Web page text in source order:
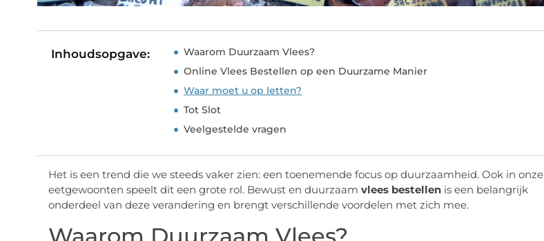
Inhoudsopgave:
Waarom Duurzaam Vlees?
Online Vlees Bestellen op een Duurzame Manier
Waar moet u op letten?
Tot Slot
Veelgestelde vragen
Het is een trend die we steeds vaker zien: een toenemende focus op duurzaamheid. Ook in onze
eetgewoonten speelt dit een grote rol. Bewust en duurzaam vlees bestellenis een belangrijk
onderdeel van deze verandering en brengt verschillende voordelen met zich mee.